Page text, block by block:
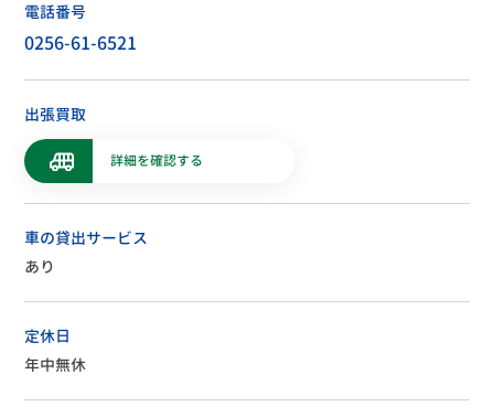
電話番号
0256-61-6521
出張買取
詳細を確認する
車の貸出サービス
あり
定休日
年中無休